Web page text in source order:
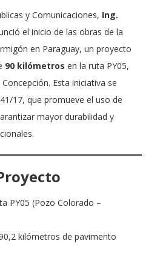
y Comunicaciones, Ing.
el inicio de las obras de la
en Paraguay, un proyecto
90 kilómetros en la ruta PY05,
Esta iniciativa se
17, que promueve el uso de
mayor durabilidad y
PY05 (Pozo Colorado –
kilómetros de pavimento